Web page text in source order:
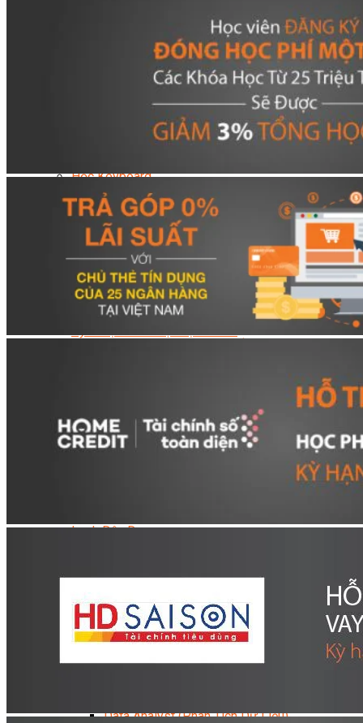
Học Violin Cover
Học Piano Đệm Hát
Học Piano Trẻ Em
Học Guitar Đệm Hát
Học Electric Guitar (Guitar Điện)
Học Keyboard
Học Đánh Trống Jazz
Học Thanh Nhạc
Học Thanh Nhạc Trẻ Em
Học Hát Hay Như Thần Tượng
Học K-POP Dance
Học Nhảy Hiện Đại
Chuyên Đề Tiktok Dance
Kỹ Thuật – Công Nghệ
Kỹ Thuật Viên Điện – Nước – Điện Lạnh Dân Dụng
Nghiệp Vụ Tư Vấn & Giám Sát MEP
Sửa Chữa Điện Lạnh Dân Dụng
Chuyên Viên Chẩn Đoán ECU
Kỹ Thuật Viên Đại Tu Hộp Số Tự Động Chuyên Sâu
Kỹ Thuật Quấn Dây Và Sửa Chữa Máy Điện
Thiết Kế Lắp Đặt Hệ Thống Điện Năng Lượng Mặt
Lạnh Dân Dụng
Giám Đốc Nhân Sự Chuyên Nghiệp
Công Nghệ Thông Tin
Chuyên Viên Quản Trị Vận Hành Hệ Thống
An Ninh Mạng (Network Security)
Chuyên Viên Quản Trị Hệ Thống Và An Ninh
Data Analyst (Phân Tích Dữ Liệu)